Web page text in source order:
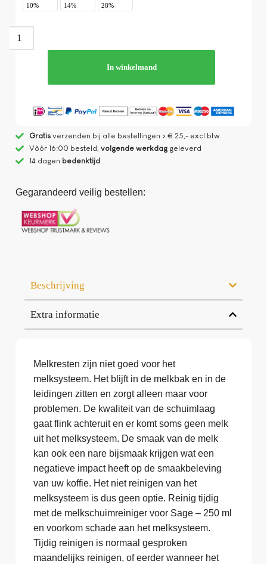
10%
14%
28%
In winkelmand
Gratisverzenden bij alle bestellingen > € 25,- excl btw
Vòòr 16:00 besteld, volgende werkdaggeleverd
14 dagen bedenktijd
Gegarandeerd veilig bestellen:
Beschrijving
Extra informatie
Melkresten zijn niet goed voor het
melksysteem. Het blijft in de melkbak en in de
leidingen zitten en zorgt alleen maar voor
problemen. De kwaliteit van de schuimlaag
gaat flink achteruit en er komt soms geen melk
uit het melksysteem. De smaak van de melk
kan ook een nare bijsmaak krijgen wat een
negatieve impact heeft op de smaakbeleving
van uw koffie. Het niet reinigen van het
melksysteem is dus geen optie. Reinig tijdig
met de melkschuimreiniger voor Sage – 250 ml
en voorkom schade aan het melksysteem.
Tijdig reinigen is normaal gesproken
maandelijks reinigen, of eerder wanneer het